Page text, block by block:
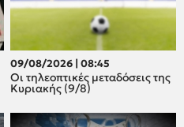
09/08/2026 | 08:45
Οι τηλεοπτικές μεταδόσεις της
Κυριακής (9/8)